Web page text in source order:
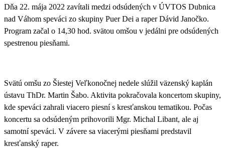
Dňa 22. mája 2022 zavítali medzi odsúdených v ÚVTOS Dubnica
nad Váhom speváci zo skupiny Puer Dei a raper Dávid Janočko.
Program začal o 14,30 hod. svätou omšou v jedálni pre odsúdených
spestrenou piesňami.
Svätú omšu zo Šiestej Veľkonočnej nedele slúžil väzenský kaplán
ústavu ThDr. Martin Šabo. Aktivita pokračovala koncertom skupiny,
kde speváci zahrali viacero piesní s kresťanskou tematikou. Počas
koncertu sa odsúdeným prihovorili Mgr. Michal Libant, ale aj
samotní speváci. V závere sa viacerými piesňami predstavil
kresťanský raper.